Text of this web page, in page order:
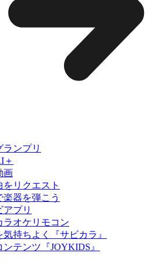
ンプリ
＋
画
リクエスト
楽器を弾こう
アプリ
ラオケリモコン
持ちよく『サビカラ』
テンツ『JOYKIDS』